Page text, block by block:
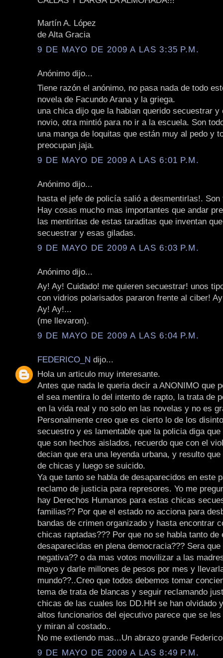
Martín A. López
de Alta Gracia
9 DE MAYO DE 2009 A LAS 3:35 P.M.
Anónimo dijo...
Tiene razón el anónimo, no pasa nada de todo
novela de Facundo Arana y la griega.
una chica dijo que la habian querido secuestrar y
novio, otra mintió para no ir a la escuela. Son
una manga de loquitas que están muy al pedo y
preocupan jaja.
9 DE MAYO DE 2009 A LAS 6:01 P.M.
Anónimo dijo...
hasta el jefe de policía salió a desmentirlas!.
Hay cosas mucho mas importantes que andar
las mentiritas de estas taraditas que inventan
secuestrar y esas giladas.
9 DE MAYO DE 2009 A LAS 6:03 P.M.
Anónimo dijo...
Ay! Ay! Cuidado! me quieren secuestrar! unos
con vidrios polarisados pararon frente al ciber!
Ay! Ay!...
(me llevaron).
9 DE MAYO DE 2009 A LAS 6:04 P.M.
FEDERICO_N dijo...
Hola un articulo muy interesante.
Antes que nada le queria decir a ANONIMO que
el sea mentira lo del intento de rapto, la trata de
en la vida real y no solo en las novelas y no es
Personalmente creo que es cierto lo de los
secuestro y es lamentable que la policia diga
que son hechos aislados, recuerdo que con el
decian que era una leyenda urbana, y resulto
de chicas y luego se suicido.
Ya que tanto se habla de desaparecidos en este
reclamo de justicia para represores. Yo me
hay Derechos Humanos para estas chicas
familias?? Por que el estado no acciona para
bandas de crimen organizado y hasta encontrar
chicas raptadas??? Por que no se habla tanto de
desaparecidas en plena democracia??? Sera que
negativa?? o da mas votos movilizar a las
mayo y darle millones de pesos por mes y
mundo??..Creo que todos debemos tomar
tema de trata de blancas y seguir reclamando
chicas de las cuales los DD.HH se han olvidado
altos funcionarios del ejecutivo parece que se
y miran al costado..
No me extiendo mas...Un abrazo grande Federico
9 DE MAYO DE 2009 A LAS 8:49 P.M.